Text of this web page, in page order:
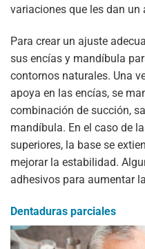
variaciones que les dan un
Para crear un ajuste
sus encías y mandíbula
contornos naturales. Una
apoya en las encías, se
combinación de succión,
mandíbula. En el caso de
superiores, la base se
mejorar la estabilidad.
adhesivos para aumentar
Dentaduras parciales